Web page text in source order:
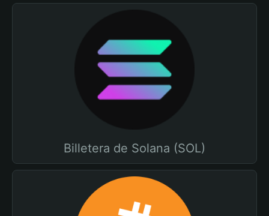
Billetera de Solana (SOL)